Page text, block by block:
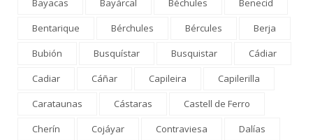
Bayacas
Bayárcal Béchules
Benecid
Bentarique
Bérchules Bércules
Berja
Bubión
Busquístar Busquistar
Cádiar
Cadiar
Cáñar Capileira
Capilerilla
Carataunas
Cástaras
Castell de Ferro
Cherín
Cojáyar Contraviesa
Dalías